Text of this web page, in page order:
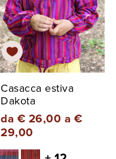
Casacca estiva
Dakota
da € 26,00 a €
29,00